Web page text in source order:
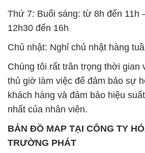
Thứ 7: Buổi sáng: từ 8h đến 11h
12h30 đến 16h
Chủ nhật: Nghỉ chủ nhật hàng
Chúng tôi rất trân trọng thời gian
thủ giờ làm việc để đảm bảo sự
khách hàng và đảm bảo hiệu
nhất của nhân viên.
BẢN ĐỒ MAP TẠI CÔNG TY
TRƯỜNG PHÁT